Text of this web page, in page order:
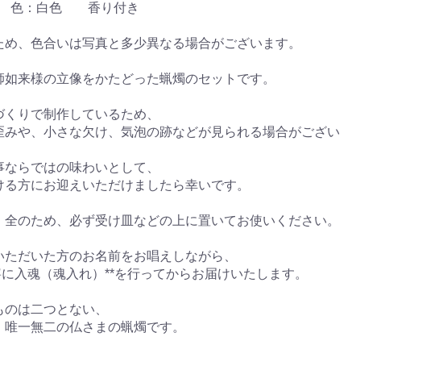
色：白色 香り付き
、色合いは写真と多少異なる場合がございます。
如来様の立像をかたどった蝋燭のセットです。
りで制作しているため、
みや、小さな欠け、気泡の跡などが見られる場合がござい
らではの味わいとして、
る方にお迎えいただけましたら幸いです。
全のため、必ず受け皿などの上に置いてお使いください。
ただいた方のお名前をお唱えしながら、
入魂（魂入れ）**を行ってからお届けいたします。
は二つとない、
一無二の仏さまの蝋燭です。